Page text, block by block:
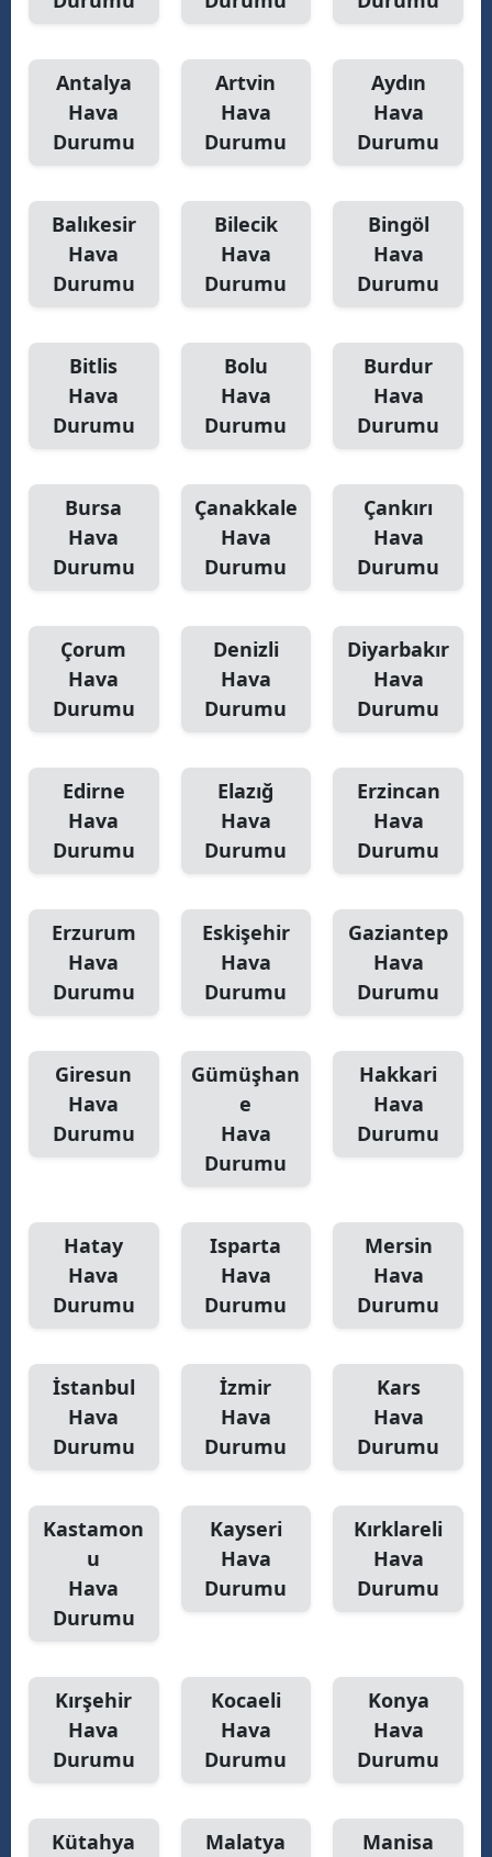
Antalya
Hava
Durumu
Artvin
Hava
Durumu
Aydın
Hava
Durumu
Balıkesir
Hava
Durumu
Bilecik
Hava
Durumu
Bingöl
Hava
Durumu
Bitlis
Hava
Durumu
Bolu
Hava
Durumu
Burdur
Hava
Durumu
Bursa
Hava
Durumu
Çanakkale
Hava
Durumu
Çankırı
Hava
Durumu
Çorum
Hava
Durumu
Denizli
Hava
Durumu
Diyarbakır
Hava
Durumu
Edirne
Hava
Durumu
Elazığ
Hava
Durumu
Erzincan
Hava
Durumu
Erzurum
Hava
Durumu
Eskişehir
Hava
Durumu
Gaziantep
Hava
Durumu
Giresun
Hava
Durumu
Gümüşhan
e
Hava
Durumu
Hakkari
Hava
Durumu
Hatay
Hava
Durumu
Isparta
Hava
Durumu
Mersin
Hava
Durumu
İstanbul
Hava
Durumu
İzmir
Hava
Durumu
Kars
Hava
Durumu
Kastamon
u
Hava
Durumu
Kayseri
Hava
Durumu
Kırklareli
Hava
Durumu
Kırşehir
Hava
Durumu
Kocaeli
Hava
Durumu
Konya
Hava
Durumu
Kütahya
Malatya
Manisa